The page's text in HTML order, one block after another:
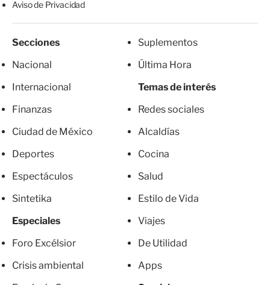
Aviso de Privacidad
Secciones
Nacional
Internacional
Finanzas
Ciudad de México
Deportes
Espectáculos
Sintetika
Especiales
Foro Excélsior
Crisis ambiental
Suplementos
Última Hora
Temas de interés
Redes sociales
Alcaldías
Cocina
Salud
Estilo de Vida
Viajes
De Utilidad
Apps